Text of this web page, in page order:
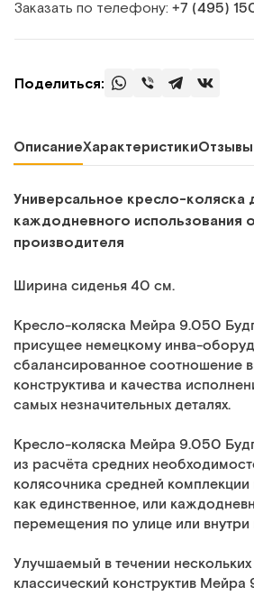
Заказать по телефону: +7 (495)
Поделиться:
ОписаниеХарактеристикиОтзывы
Универсальное кресло-коляска
каждодневного использования
производителя
Ширина сиденья 40 см.
Кресло-коляска Мейра 9.050
присущее немецкому инва-
сбалансированное соотношение
конструктива и качества
самых незначительных деталях.
Кресло-коляска Мейра 9.050
из расчёта средних
колясочника средней комплекции
как единственное, или
перемещения по улице или
Улучшаемый в течении нескольких
классический конструктив